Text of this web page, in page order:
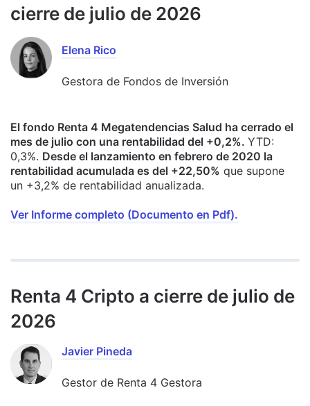
cierre de julio de 2026
Elena Rico
Gestora de Fondos de Inversión
El fondo Renta 4 Megatendencias Salud ha cerrado el
mes de julio con una rentabilidad del +0,2%. YTD:
0,3%. Desde el lanzamiento en febrero de 2020 la
rentabilidad acumulada es del +22,50% que supone
un +3,2% de rentabilidad anualizada.
Ver Informe completo (Documento en Pdf).
Renta 4 Cripto a cierre de julio de
2026
Javier Pineda
Gestor de Renta 4 Gestora